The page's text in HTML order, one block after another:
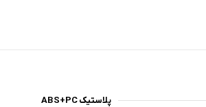
پلاستیک ABS+PC